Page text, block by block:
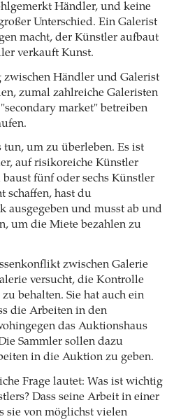
Händler, und keine
Unterschied. Ein Galerist
macht, der Künstler aufbaut
verkauft Kunst.
zwischen Händler und Galerist
zumal zahlreiche Galeristen
market" betreiben
tun, um zu überleben. Es ist
auf risikoreiche Künstler
fünf oder sechs Künstler
schaffen, hast du
ausgegeben und musst ab und
um die Miete bezahlen zu
zwischen Galerie
versucht, die Kontrolle
behalten. Sie hat auch ein
die Arbeiten in den
das Auktionshaus
Sammler sollen dazu
in die Auktion zu geben.
Frage lautet: Was ist wichtig
Dass seine Arbeit in einer
sie von möglichst vielen